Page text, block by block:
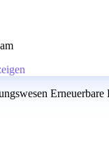
Erneuerbare